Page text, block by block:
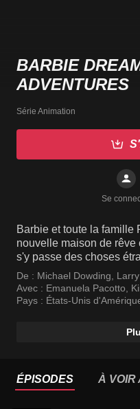
BARBIE
ADVENTURES
Série Animation
Se
Barbie et toute la famille
nouvelle maison de rêve
s'y passe des choses
De : Michael Dowding
Avec : Emanuela Pacotto
Pays : États-Unis
ÉPISODES À VOIR